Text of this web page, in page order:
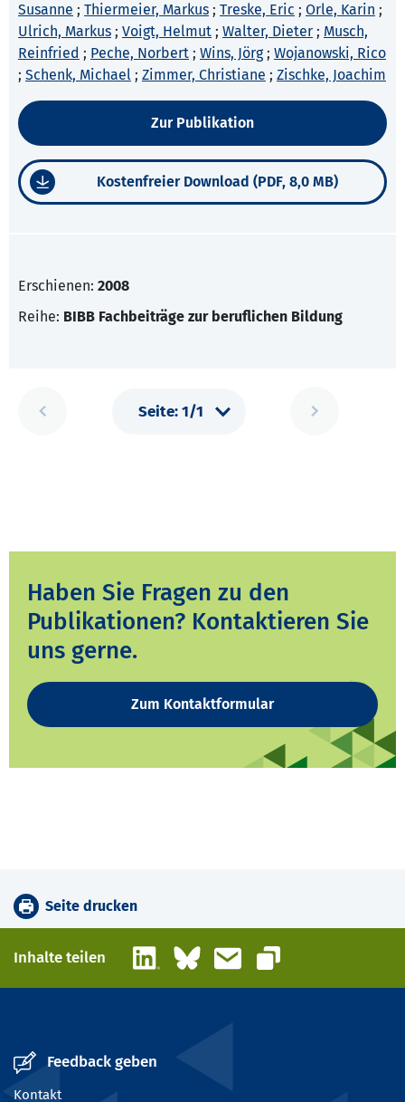
Susanne ; Thiermeier, Markus ; Treske, Eric ; Orle, Karin ;
Ulrich, Markus ; Voigt, Helmut ; Walter, Dieter ; Musch,
Reinfried ; Peche, Norbert ; Wins, Jörg; Wojanowski, Rico
; Schenk, Michael ; Zimmer, Christiane ; Zischke, Joachim
Zur Publikation
Kostenfreier Download (PDF, 8,0 MB)
Erschienen: 2008
Reihe: BIBB Fachbeiträge zur beruflichen Bildung
Haben Sie Fragen zu den
Publikationen? Kontaktieren Sie
uns gerne.
Zum Kontaktformular
Seite drucken
Inhalte teilen LinkedInBlueskyE-Mail
Link kopieren
Feedback geben
Kontakt